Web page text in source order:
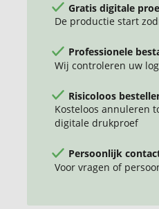
Gratis digitale
De productie start
Professionele
Wij controleren uw
Risicoloos
Kosteloos annuleren
digitale drukproef
Persoonlijk
Voor vragen of